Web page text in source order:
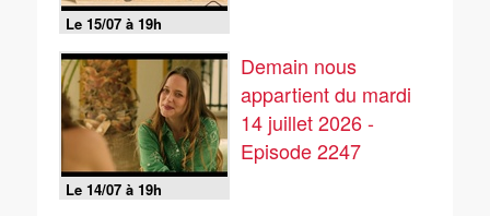
Le 15/07 à 19h
Le 14/07 à 19h
Demain nous
appartient du mardi
14 juillet 2026 -
Episode 2247